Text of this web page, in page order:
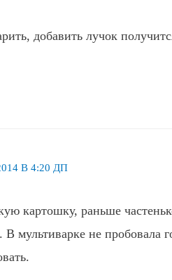
добавить лучок
В 4:20 ДП
картошку, раньше
мультиварке не пробовала